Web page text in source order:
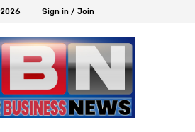
Sign in / Join